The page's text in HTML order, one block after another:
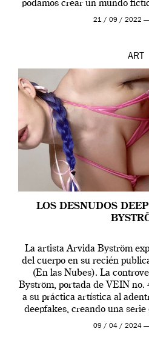
podamos crear un mundo
que los humanos
21 / 09 / 2022
ART
LOS DESNUDOS
La artista Arvida Byström
del cuerpo en su recién
(En las Nubes). La
Byström, portada de VEIN no.
a su práctica artística al
deepfakes, creando una
por […]
09 / 04 / 2024